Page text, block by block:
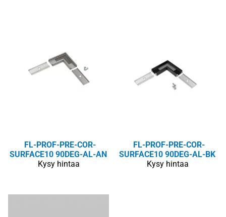
FL-PROF-PRE-COR-
SURFACE10 90DEG-AL-AN
Kysy hintaa
FL-PROF-PRE-COR-
SURFACE10 90DEG-AL-BK
Kysy hintaa